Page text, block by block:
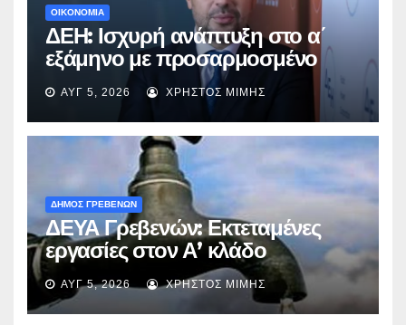
ΟΙΚΟΝΟΜΙΑ
ΔΕΗ: Ισχυρή ανάπτυξη στο α΄
εξάμηνο με προσαρμοσμένο
EBITDA στα €1,2 δισ.
ΑΥΓ 5, 2026 ΧΡΉΣΤΟΣ ΜΊΜΗΣ
ΔΗΜΟΣ ΓΡΕΒΕΝΩΝ
ΔΕΥΑ Γρεβενών: Εκτεταμένες
εργασίες στον Α’ κλάδο
ύδρευσης – Ποιες περιοχές
επηρεάζονται την Πέμπτη
ΑΥΓ 5, 2026 ΧΡΉΣΤΟΣ ΜΊΜΗΣ